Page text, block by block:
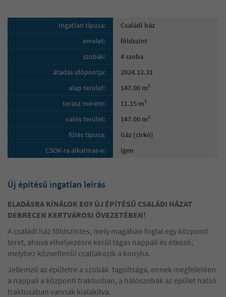
Ingatlan típusa:
Családi ház
emelet:
földszint
szobák:
4 szoba
átadás időpontja:
2024.12.31
alap terület:
147.00 m²
terasz mérete:
11.15 m²
valós terület:
147.00 m²
fűtés típusa:
Gáz (cirkó)
CSOK-ra alkalmas-e:
igen
Új építésű ingatlan leírás
ELADÁSRA KÍNÁLOK EGY ÚJ ÉPÍTÉSŰ CSALÁDI HÁZAT
DEBRECEN KERTVÁROSI ÖVEZETÉBEN!
A családi ház földszintes, mely magában foglal egy központi
teret, ahová elhelyezésre kerül tágas nappali és étkező,
melyhez közvetlenül csatlakozik a konyha.
Jellemző az épületre a szobák tagoltsága, ennek megfelelően
a nappali a központi traktusban, a hálószobák az épület hátsó
traktusában vannak kialakítva.